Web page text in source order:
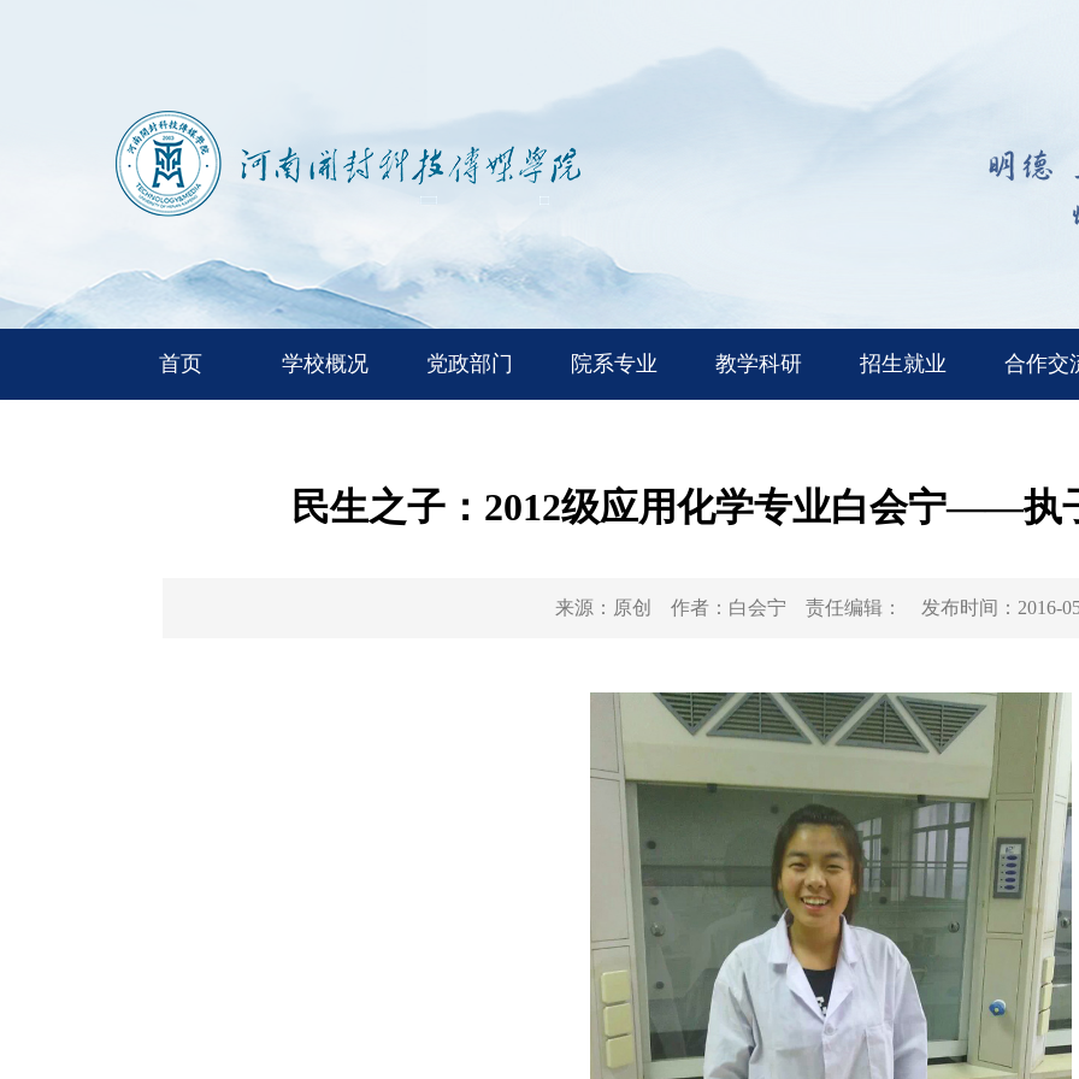
首页 学校概况 党政部门 院系专业 教学科研 招生就业 合作交
民生之子：2012级应用化学专业白会宁——执
来源： 原创 作者： 白会宁 责任编辑： 发布时间： 2016-